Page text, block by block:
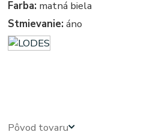
Farba: matná biela
Stmievanie: áno
Pôvod tovaru